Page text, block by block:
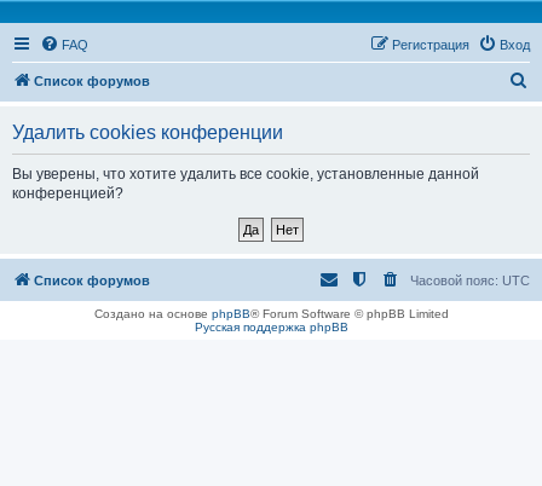
FAQ Вход
Регистрация
Список форумов
Удалить cookies конференции
Вы уверены, что хотите удалить все cookie, установленные данной
конференцией?
Список форумов Часовой пояс: UTC
Создано на основе phpBB® Forum Software © phpBB Limited
Русская поддержка phpBB